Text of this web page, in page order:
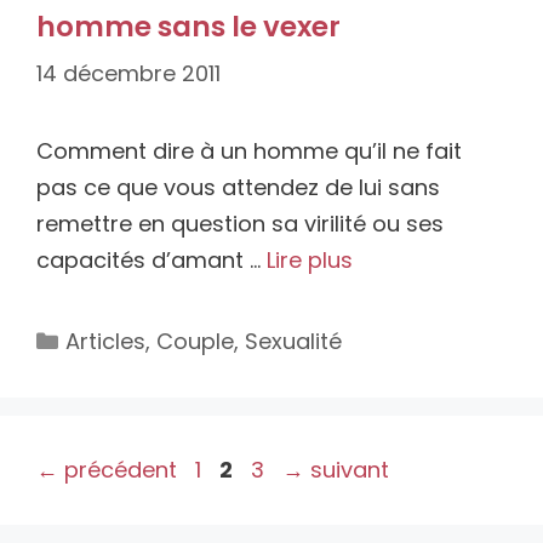
homme sans le vexer
14 décembre 2011
Comment dire à un homme qu’il ne fait
pas ce que vous attendez de lui sans
remettre en question sa virilité ou ses
capacités d’amant … Lire plus
Catégories
Articles, Couple, Sexualité
← précédent Page
1 Page
2 Page
3 → suivant